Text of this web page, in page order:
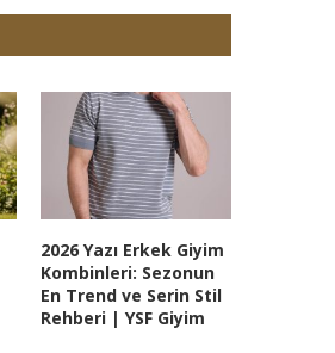
2026 Yazı Erkek Giyim
Kombinleri: Sezonun
En Trend ve Serin Stil
Rehberi | YSF Giyim